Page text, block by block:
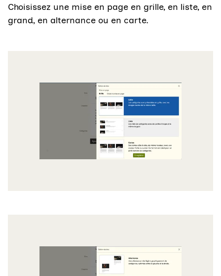
Choisissez une mise en page en grille, en liste, en
grand, en alternance ou en carte.